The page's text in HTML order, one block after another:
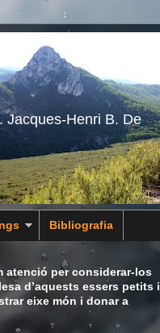
Jacques-Henri B. De
Bibliografia
atenció per considerar-los
d’aquests essers petits i
eixe món i donar a